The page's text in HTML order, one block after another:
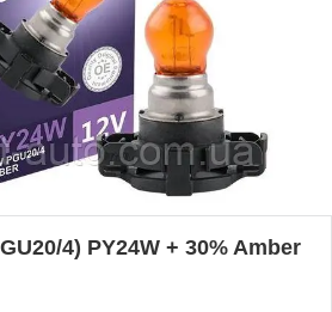
4) PY24W + 30% Amber